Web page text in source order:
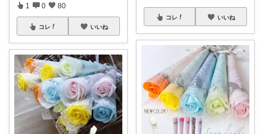
1 0 80
コレ いいね
コレ いいね